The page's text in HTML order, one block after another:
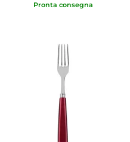
Pronta consegna